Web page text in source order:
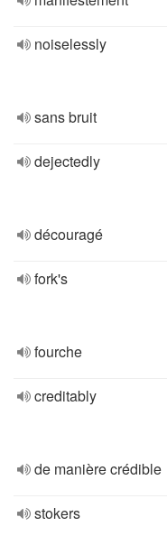
noiselessly
sans bruit
dejectedly
découragé
fork's
fourche
creditably
de manière crédible
stokers